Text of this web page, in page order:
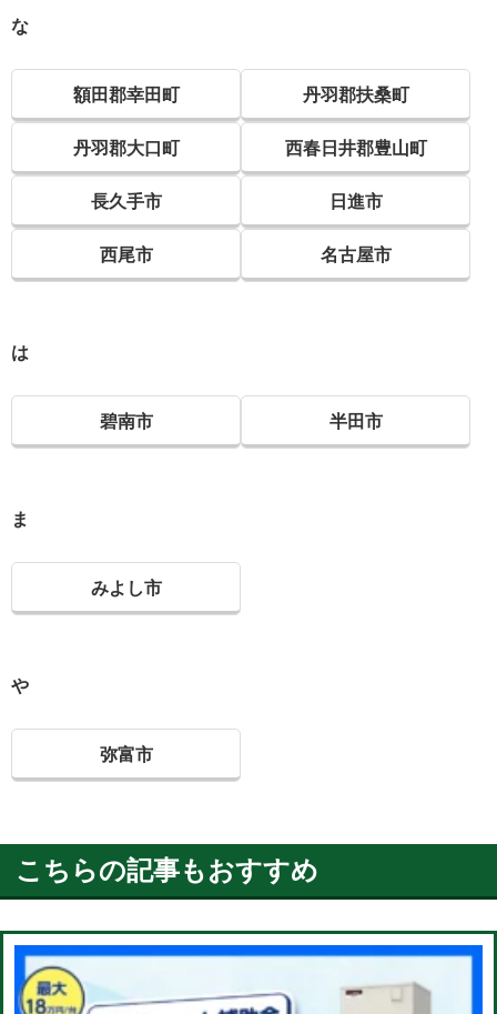
な
額田郡幸田町 丹羽郡扶桑町
丹羽郡大口町 西春日井郡豊山町
長久手市 日進市
西尾市 名古屋市
は
碧南市 半田市
ま
みよし市
や
弥富市
こちらの記事もおすすめ